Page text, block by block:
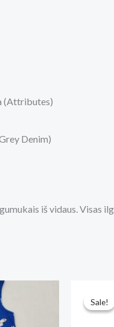
(Attributes)
Denim)
iš vidaus. Visas
Sale!
Sale!
was:
is: